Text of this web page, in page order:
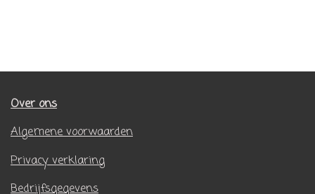
Over ons
Algemene voorwaarden
Privacy verklaring
Bedrijfsgegevens